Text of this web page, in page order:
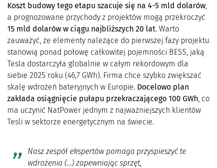
Koszt budowy tego etapu szacuje się na 4-5 mld dolarów,
a prognozowane przychody z projektów mogą przekroczyć
15 mld dolarów w ciągu najbliższych 20 lat. Warto
zauważyć, że elementy należące do pierwszej fazy projektu
stanowią ponad połowę całkowitej pojemności BESS, jaką
Tesla dostarczyła globalnie w całym rekordowym dla
siebie 2025 roku (46,7 GWh). Firma chce szybko zwiększać
skalę wdrożeń bateryjnych w Europie. Docelowo plan
zakłada osiągnięcie pułapu przekraczającego 100 GWh, co
ma uczynić NatPower jednym z najważniejszych klientów
Tesli w sektorze energetycznym na świecie.
Nasz zespół ekspertów pomaga przyspieszyć te
wdrożenia (…) zapewniając sprzęt,